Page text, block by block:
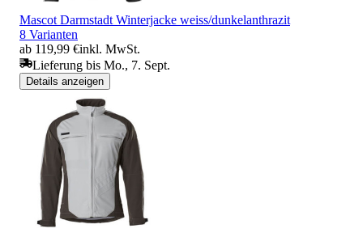
Mascot Darmstadt Winterjacke weiss/dunkelanthrazit
8 Varianten
ab 119,99 €inkl. MwSt.
Lieferung bis Mo., 7. Sept.
Details anzeigen